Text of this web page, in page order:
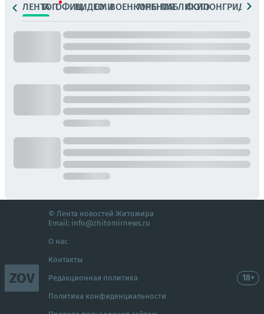
ЛЕНТАТОПОФИЦ.ВИДЕОСМИВОЕНКОРЫ
МНЕНИЯПАБЛИКИ
ФОТОЛОНГРИДЫ
ZOV
© Лента новостей Житомира
Email: info@zhitomirnews.ru
О нас
Контакты
Редакционная политика
Политика конфиденциальности
18+